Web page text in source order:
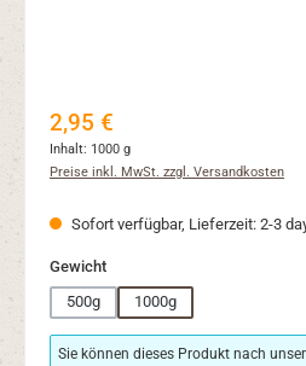
Regulärer Preis:
2,95 €
Inhalt: 1000 g
Preise inkl. MwSt. zzgl. Versandkosten
Sofort verfügbar, Lieferzeit: 2-3
Gewichtauswählen
500g
1000g
Sie können dieses Produkt nach